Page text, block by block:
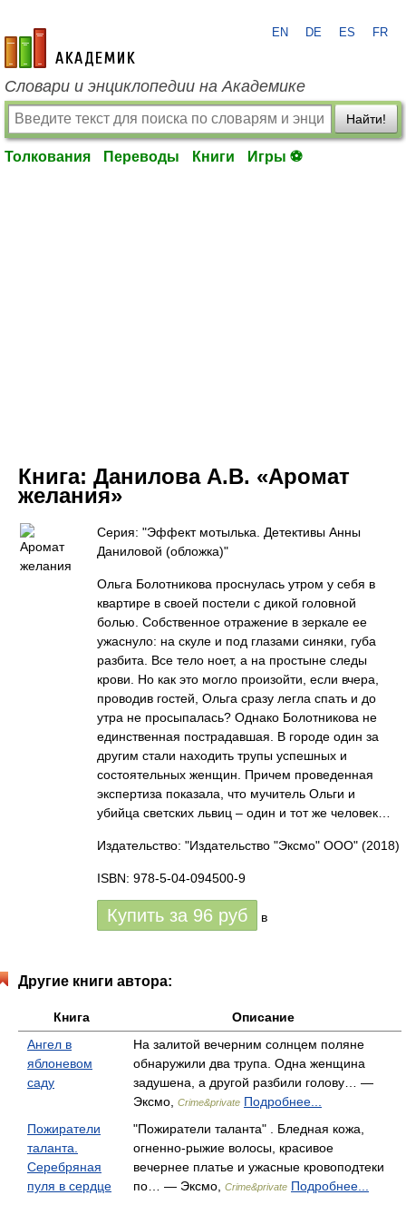
academic.ru
EN DE ES FR
Словари и энциклопедии на Академике
Найти!
Толкования Переводы Книги Игры ⚽
Книга: Данилова А.В. «Аромат
желания»
Серия: "Эффект мотылька. Детективы Анны
Даниловой (обложка)"
Ольга Болотникова проснулась утром у себя в
квартире в своей постели с дикой головной
болью. Собственное отражение в зеркале ее
ужаснуло: на скуле и под глазами синяки, губа
разбита. Все тело ноет, а на простыне следы
крови. Но как это могло произойти, если вчера,
проводив гостей, Ольга сразу легла спать и до
утра не просыпалась? Однако Болотникова не
единственная пострадавшая. В городе один за
другим стали находить трупы успешных и
состоятельных женщин. Причем проведенная
экспертиза показала, что мучитель Ольги и
убийца светских львиц – один и тот же человек…
Издательство: "Издательство "Эксмо" ООО" (2018)
ISBN: 978-5-04-094500-9
Купить за 96 руб в
Другие книги автора:
Книга
Описание
Ангел в
яблоневом
саду
На залитой вечерним солнцем поляне
обнаружили два трупа. Одна женщина
задушена, а другой разбили голову… —
Эксмо,
Crime&private Подробнее...
Пожиратели
таланта.
Серебряная
пуля в сердце
"Пожиратели таланта" . Бледная кожа,
огненно-рыжие волосы, красивое
вечернее платье и ужасные кровоподтеки
по… — Эксмо,
Crime&private Подробнее...